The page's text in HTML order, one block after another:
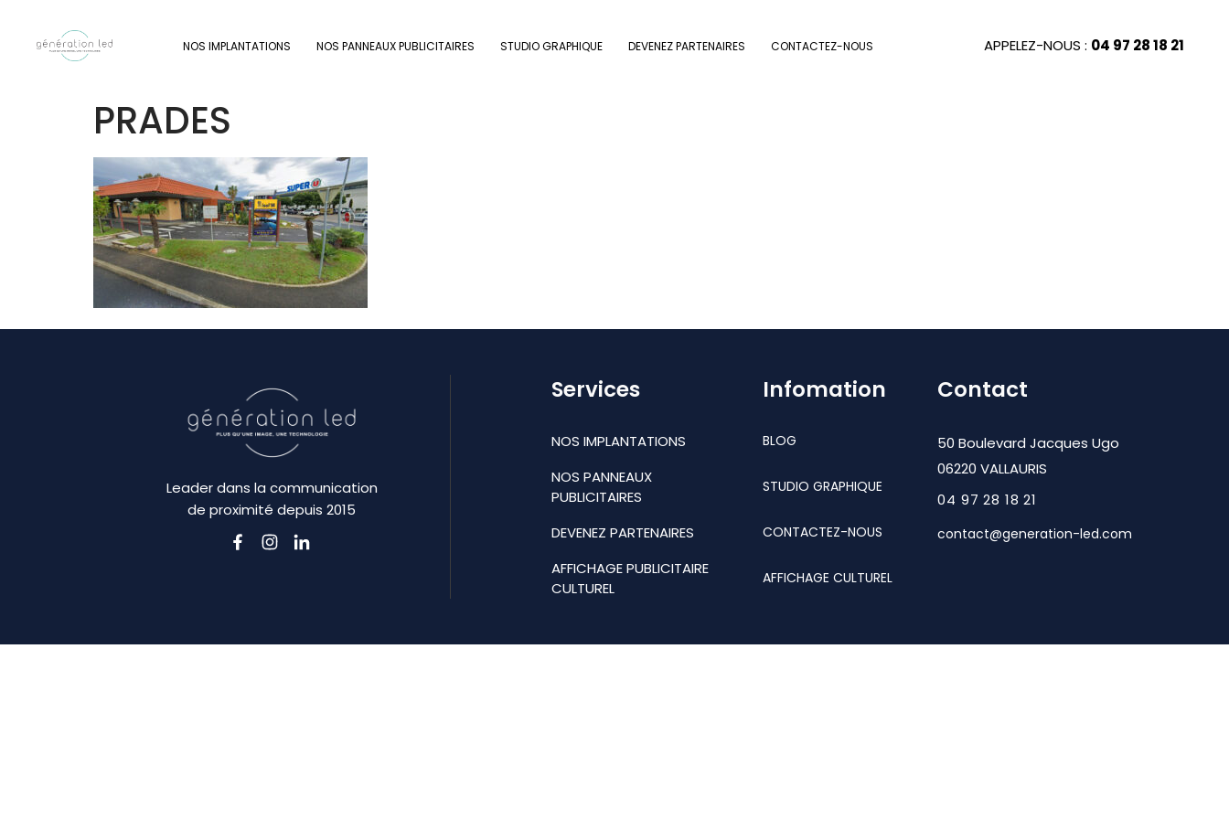
NOS IMPLANTATIONS NOS PANNEAUX PUBLICITAIRES STUDIO GRAPHIQUE DEVENEZ PARTENAIRES CONTACTEZ-NOUS APPELEZ-NOUS : 04 97 28 18 21
PRADES
Leader dans la communication
de proximité depuis 2015
Services
NOS IMPLANTATIONS
NOS PANNEAUX
PUBLICITAIRES
DEVENEZ PARTENAIRES
AFFICHAGE PUBLICITAIRE
CULTUREL
Infomation
BLOG
STUDIO GRAPHIQUE
CONTACTEZ-NOUS
AFFICHAGE CULTUREL
Contact
50 Boulevard Jacques Ugo
06220 VALLAURIS
04 97 28 18 21
contact@generation-led.com